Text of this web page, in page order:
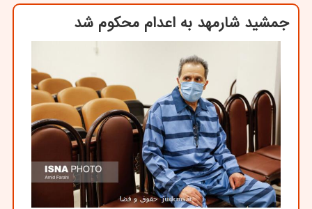
جمشید شارمهد به اعدام محکوم شد